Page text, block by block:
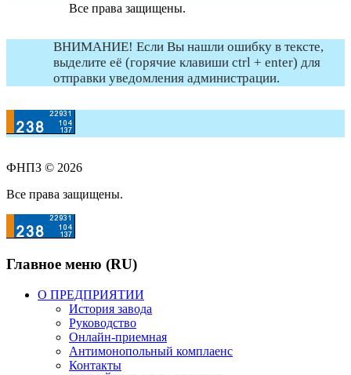
Все права защищены.
ВНИМАНИЕ! Если Вы нашли ошибку в тексте,
выделите её (горячие клавиши ctrl + enter) для
отправки уведомления администрации.
ФНПЗ © 2026
Все права защищены.
Главное меню (RU)
О ПРЕДПРИЯТИИ
История завода
Руководство
Онлайн-приемная
Антимонопольный комплаенс
Контакты